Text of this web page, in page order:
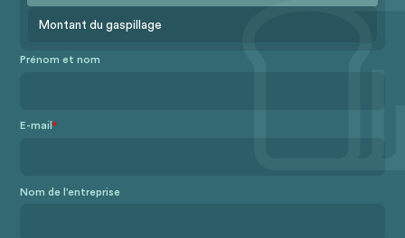
Prénom et nom
E-mail*
Nom de l'entreprise